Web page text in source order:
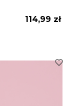
Cena
114,99 zł